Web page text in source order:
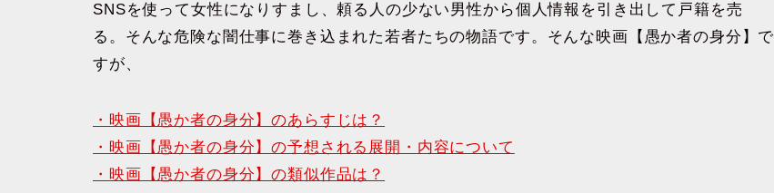
SNSを使って女性になりすまし、頼る人の少ない男性から個人情報を引き出して戸籍を売
る。そんな危険な闇仕事に巻き込まれた若者たちの物語です。そんな映画【愚か者の身分】で
すが、
・映画【愚か者の身分】のあらすじは？
・映画【愚か者の身分】の予想される展開・内容について
・映画【愚か者の身分】の類似作品は？